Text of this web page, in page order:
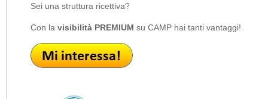
Sei una struttura ricettiva?
Con la visibilità PREMIUM su CAMP hai tanti vantaggi!